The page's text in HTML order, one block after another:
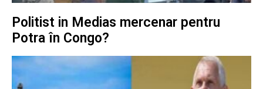
Politist in Medias mercenar pentru
Potra în Congo?